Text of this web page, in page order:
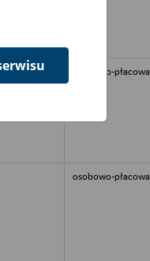
osobowo-płacowa
osobowo-płacowa